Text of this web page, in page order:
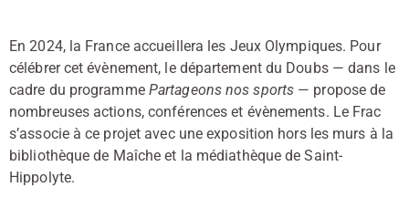
En 2024, la France accueillera les Jeux Olympiques. Pour
célébrer cet évènement, le département du Doubs — dans le
cadre du programme Partageons nos sports — propose de
nombreuses actions, conférences et évènements. Le Frac
s’associe à ce projet avec une exposition hors les murs à la
bibliothèque de Maîche et la médiathèque de Saint-
Hippolyte.